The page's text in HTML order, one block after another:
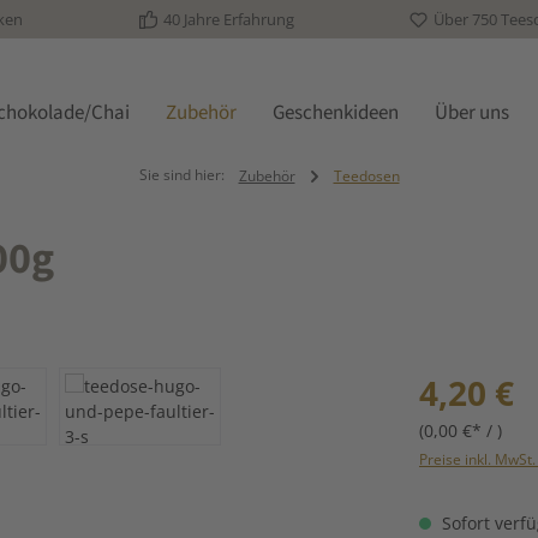
40 Jahre Erfahrung Über 750
Chai Zubehör Geschenkideen Über uns
Sie sind hier: Zubehör Teedosen
Regulärer Preis:
4,20 €
(0,00 €* / )
Preise inkl.
Sofort